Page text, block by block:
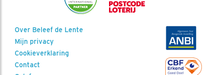
Over Beleef de Lente
Mijn privacy
Cookieverklaring
Contact